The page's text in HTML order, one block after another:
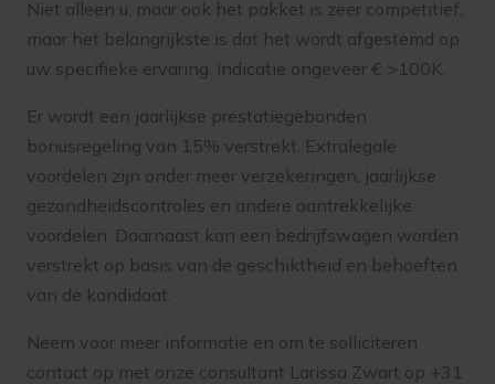
Niet alleen u, maar ook het pakket is zeer competitief,
maar het belangrijkste is dat het wordt afgestemd op
uw specifieke ervaring. Indicatie ongeveer € >100K.
Er wordt een jaarlijkse prestatiegebonden
bonusregeling van 15% verstrekt. Extralegale
voordelen zijn onder meer verzekeringen, jaarlijkse
gezondheidscontroles en andere aantrekkelijke
voordelen. Daarnaast kan een bedrijfswagen worden
verstrekt op basis van de geschiktheid en behoeften
van de kandidaat.
Neem voor meer informatie en om te solliciteren
contact op met onze consultant Larissa Zwart op +31